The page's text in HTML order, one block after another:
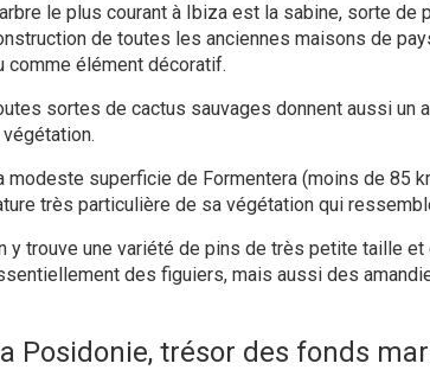
le plus courant à Ibiza est la sabine, sorte de
de toutes les anciennes maisons de
comme élément décoratif.
sortes de cactus sauvages donnent aussi un
végétation.
modeste superficie de Formentera (moins de 85
très particulière de sa végétation qui
y trouve une variété de pins de très petite taille
des figuiers, mais aussi des
Posidonie, trésor des fonds